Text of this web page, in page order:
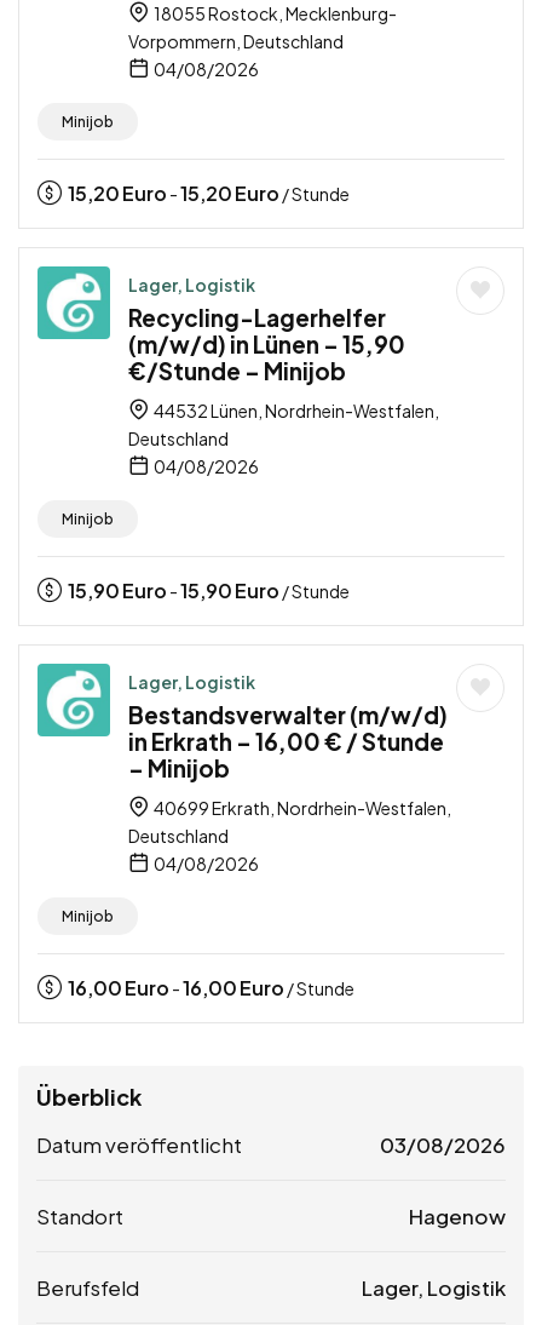
18055 Rostock, Mecklenburg-
Vorpommern, Deutschland
04/08/2026
Minijob
15,20Euro -15,20Euro / Stunde
Lager, Logistik
Recycling-Lagerhelfer
(m/w/d) in Lünen – 15,90
€/Stunde – Minijob
44532 Lünen, Nordrhein-Westfalen,
Deutschland
04/08/2026
Minijob
15,90Euro -15,90Euro / Stunde
Lager, Logistik
Bestandsverwalter (m/w/d)
in Erkrath – 16,00 € / Stunde
– Minijob
40699 Erkrath, Nordrhein-Westfalen,
Deutschland
04/08/2026
Minijob
16,00Euro -16,00Euro / Stunde
Überblick
Datum veröffentlicht 03/08/2026
Standort Hagenow
Berufsfeld Lager, Logistik